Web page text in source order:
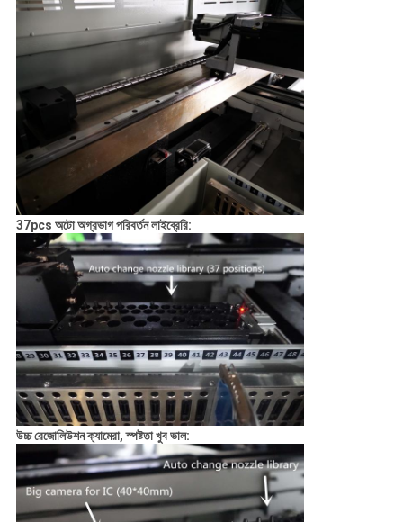
37pcs অটো অগ্রভাগ পরিবর্তন লাইব্রেরি:
উচ্চ রেজোলিউশন ক্যামেরা, স্পষ্টতা খুব ভাল: